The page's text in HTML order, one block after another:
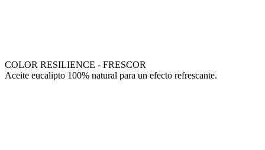
COLOR RESILIENCE - FRESCOR
Aceite eucalipto 100% natural para un efecto refrescante.